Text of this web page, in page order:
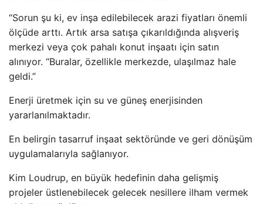
“Sorun şu ki, ev inşa edilebilecek arazi fiyatları önemli
ölçüde arttı. Artık arsa satışa çıkarıldığında alışveriş
merkezi veya çok pahalı konut inşaatı için satın
alınıyor. “Buralar, özellikle merkezde, ulaşılmaz hale
geldi.”
Enerji üretmek için su ve güneş enerjisinden
yararlanılmaktadır.
En belirgin tasarruf inşaat sektöründe ve geri dönüşüm
uygulamalarıyla sağlanıyor.
Kim Loudrup, en büyük hedefinin daha gelişmiş
projeler üstlenebilecek gelecek nesillere ilham vermek